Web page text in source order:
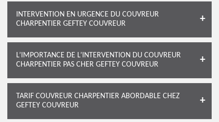
INTERVENTION EN URGENCE DU COUVREUR
CHARPENTIER GEFTEY COUVREUR
L’IMPORTANCE DE L’INTERVENTION DU COUVREUR
CHARPENTIER PAS CHER GEFTEY COUVREUR
TARIF COUVREUR CHARPENTIER ABORDABLE CHEZ
GEFTEY COUVREUR